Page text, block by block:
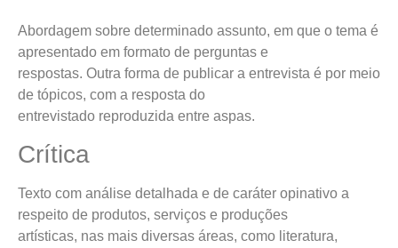
Abordagem sobre determinado assunto, em que o tema é
apresentado em formato de perguntas e
respostas. Outra forma de publicar a entrevista é por meio
de tópicos, com a resposta do
entrevistado reproduzida entre aspas.
Crítica
Texto com análise detalhada e de caráter opinativo a
respeito de produtos, serviços e produções
artísticas, nas mais diversas áreas, como literatura,